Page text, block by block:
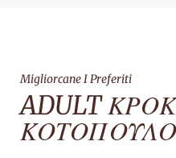
Migliorcane I Preferiti
ADULT
ΚΟΤΟΠΟΥΛΟ